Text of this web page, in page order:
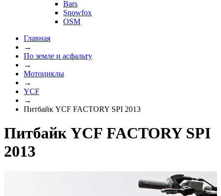
Bars
Snowfox
OSM
Главная
→
По земле и асфальту
→
Мотоциклы
→
YCF
→
Питбайк YCF FACTORY SPI 2013
Питбайк YCF FACTORY SPI
2013